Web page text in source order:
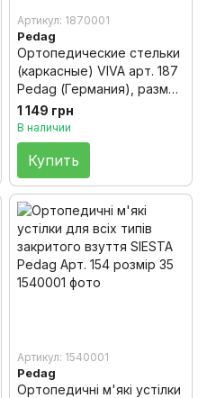
Артикул: 1870001
Pedag
Ортопедические стельки
(каркасные) VIVA арт. 187
Pedag (Германия), размер
35
1 149 грн
В наличии
Купить
Артикул: 1540001
Pedag
Ортопедичні м'які устілки